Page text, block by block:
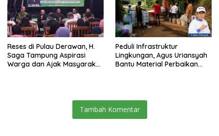
Reses di Pulau Derawan, H.
Saga Tampung Aspirasi
Warga dan Ajak Masyarakat
Peduli Infrastruktur
Lingkungan, Agus Uriansyah
Bantu Material Perbaikan
Tambah Komentar